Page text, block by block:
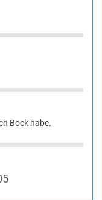
Bock habe.